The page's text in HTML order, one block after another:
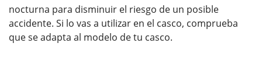
nocturna para disminuir el riesgo de un posible
accidente. Si lo vas a utilizar en el casco, comprueba
que se adapta al modelo de tu casco.